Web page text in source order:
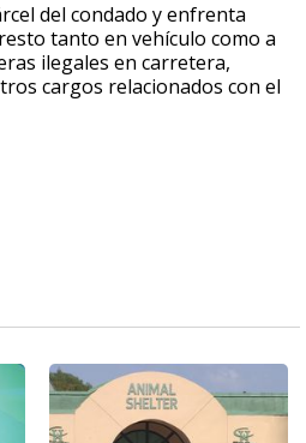
del condado y enfrenta
tanto en vehículo como a
ilegales en carretera,
cargos relacionados con el